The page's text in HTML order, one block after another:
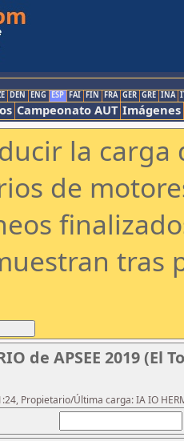
DEN ENG ESP FAI FIN FRA GER GRE INA
Campeonato AUT Imágenes
la
de
tras
de APSEE 2019 (El
Propietario/Última carga: IA IO